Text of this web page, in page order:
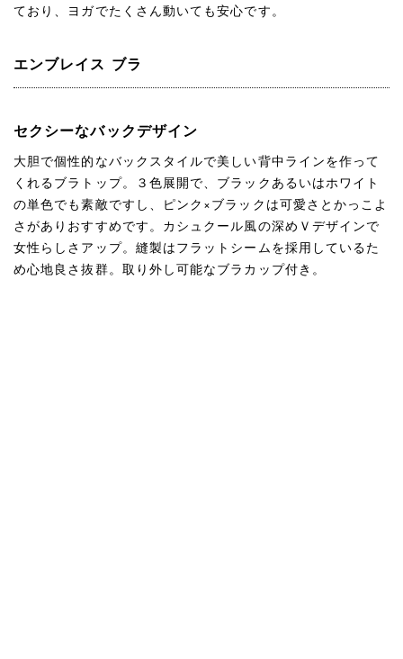
ており、ヨガでたくさん動いても安心です。
エンブレイス ブラ
セクシーなバックデザイン
大胆で個性的なバックスタイルで美しい背中ラインを作って
くれるブラトップ。３色展開で、ブラックあるいはホワイト
の単色でも素敵ですし、ピンク×ブラックは可愛さとかっこよ
さがありおすすめです。カシュクール風の深めＶデザインで
女性らしさアップ。縫製はフラットシームを採用しているた
め心地良さ抜群。取り外し可能なブラカップ付き。